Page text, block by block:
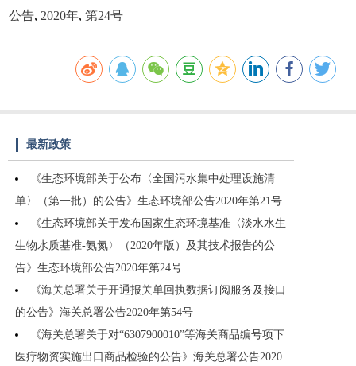
公告,2020年,第24号
最新政策
《生态环境部关于公布〈全国污水集中处理设施清
单〉（第一批）的公告》生态环境部公告2020年第21号
《生态环境部关于发布国家生态环境基准〈淡水水生
生物水质基准-氨氮〉（2020年版）及其技术报告的公
告》生态环境部公告2020年第24号
《海关总署关于开通报关单回执数据订阅服务及接口
的公告》海关总署公告2020年第54号
《海关总署关于对“6307900010”等海关商品编号项下
医疗物资实施出口商品检验的公告》海关总署公告2020